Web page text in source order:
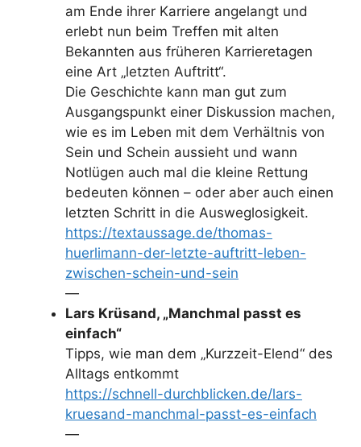
am Ende ihrer Karriere angelangt und
erlebt nun beim Treffen mit alten
Bekannten aus früheren Karrieretagen
eine Art „letzten Auftritt“.
Die Geschichte kann man gut zum
Ausgangspunkt einer Diskussion machen,
wie es im Leben mit dem Verhältnis von
Sein und Schein aussieht und wann
Notlügen auch mal die kleine Rettung
bedeuten können – oder aber auch einen
letzten Schritt in die Ausweglosigkeit.
https://textaussage.de/thomas-
huerlimann-der-letzte-auftritt-leben-
zwischen-schein-und-sein
—
Lars Krüsand, „Manchmal passt es
einfach“
Tipps, wie man dem „Kurzzeit-Elend“ des
Alltags entkommt
https://schnell-durchblicken.de/lars-
kruesand-manchmal-passt-es-einfach
—